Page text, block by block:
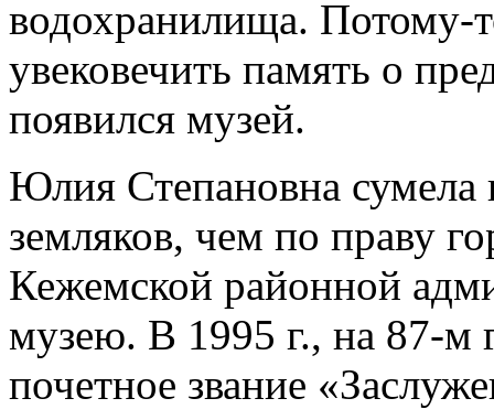
водохранилища. Потому-
увековечить память о
появился музей.
Юлия Степановна сумела
земляков, чем по праву
Кежемской районной
музею. В 1995 г., на 87-м
почетное звание